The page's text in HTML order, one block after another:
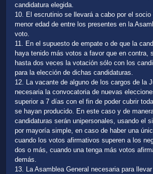
candidatura elegida.
10. El escrutinio se llevará a cabo por el
menor edad de entre los presentes en la
voto.
11. En el supuesto de empate o de que la
haya tenido más votos a favor que en contra,
hasta dos veces la votación sólo con los
para la elección de dichas candidaturas.
12. La vacante de alguno de los cargos de la
necesaria la convocatoria de nuevas
superior a 7 días con el fin de poder cubrir
se hayan producido. En este caso y de
candidaturas serán unipersonales, usando el
por mayoría simple, en caso de haber una
cuando los votos afirmativos superen a los
dos o más, cuando una tenga más votos
demás.
13. La Asamblea General necesaria para